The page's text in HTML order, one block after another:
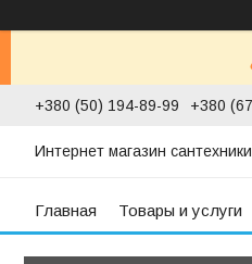
+380 (50) 194-89-99 +380
Интернет магазин
Главная Товары и услуги